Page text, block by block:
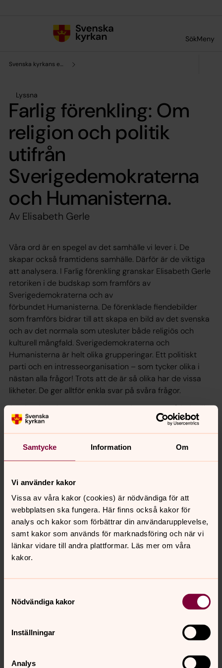
Samtycke Information Om
Vi använder kakor
Vissa av våra kakor (cookies) är nödvändiga för att
webbplatsen ska fungera. Här finns också kakor för
analys och kakor som förbättrar din användarupplevelse,
samt kakor som används för marknadsföring och när vi
länkar vidare till andra plattformar. Läs mer om våra
kakor.
Nödvändiga kakor
Inställningar
Analys
SökMeny
Svenska kyrkans enhet för forskning och analys
Lyssna
Farlig förenkling: Om
religion och politik
utifrån
Sverigedemokraterna
och Humanisterna.
Av Elisabeth Gerle
Våra ord är en spegel av det samhälle vi lever i. De
skapar också framtidens samhälle. Därför är de viktiga
att analysera. I Farlig förenkling granskar Elisabeth Gerle
retoriken i de budskap som framförs av
Sverigedemokraterna och av
förbundet Humanisterna. De förenklade fiendebilder
som framförs bidrar till att skapa en bild av det svenska
och av det normala som utesluter både religiös och
kulturell mångfald. Sverigedemokraterna och
Humanisterna är helt olika grupperingar. Ett politiskt
parti och en intresseorganisation – som tycker olika i
nästan alla frågor! Trots att de är så olika har de vissa
likheter. De ger alltför enkla svar på svåra frågor.
Sverigedemokraterna och Humanisterna är två helt olika
grupperingar, med olika åsikter. Trots detta finns det
likheter. De ger enkla svar på svåra frågor. Dessa
förenklingar döljer att förhållandet mellan religion och
rötterna i det vi kallar upplysning och sanning.
”Den Andre” riskerar att hamna utanför, särskilt om du är
muslim. Förenklingarna döljer att förhållandet mellan
religion och politik är betydligt mer komplicerat. Det
svenska blir sekulärt, till och med sekularistiskt, dvs
antireligiöst.
Gerle, Elisabeth, Farlig förenkling: om religion och politik
Senast ändrad 6 oktober 2022